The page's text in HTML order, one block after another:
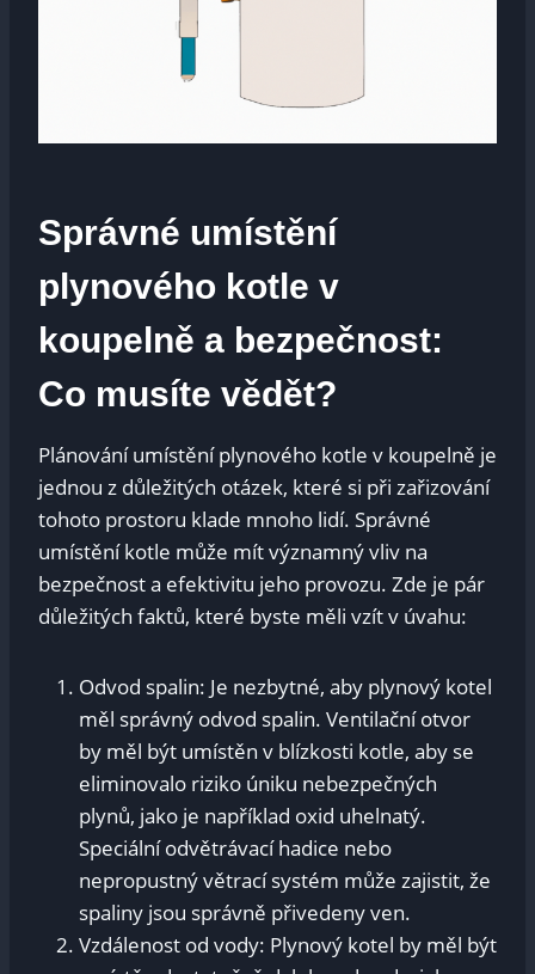
Správné umístění
plynového kotle v
koupelně a bezpečnost:
Co musíte vědět?
Plánování umístění plynového kotle v koupelně je
jednou z důležitých otázek, které si při zařizování
tohoto prostoru klade mnoho lidí. Správné
umístění kotle může mít významný vliv na
bezpečnost a efektivitu jeho provozu. Zde je pár
důležitých faktů, které byste měli vzít v úvahu:
Odvod spalin: Je nezbytné, aby plynový kotel
měl správný odvod spalin. Ventilační otvor
by měl být umístěn v blízkosti kotle, aby se
eliminovalo riziko úniku nebezpečných
plynů, jako je například oxid uhelnatý.
Speciální odvětrávací hadice nebo
nepropustný větrací systém může zajistit, že
spaliny jsou správně přivedeny ven.
Vzdálenost od vody: Plynový kotel by měl být